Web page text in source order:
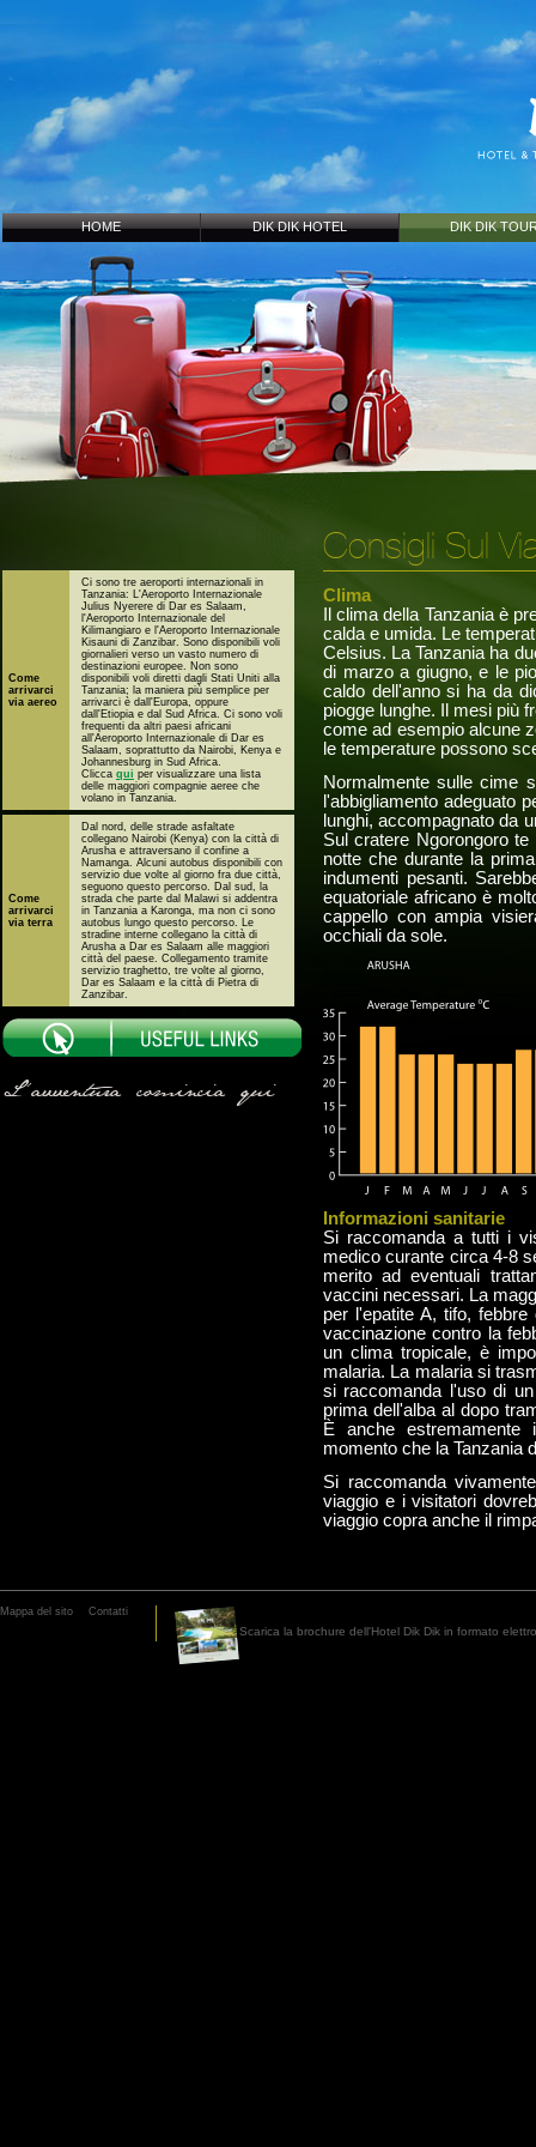
HOME DIK DIK HOTEL DIK DIK
Come
arrivarci
via aereo
Ci sono tre aeroporti internazionali in
Tanzania: L'Aeroporto Internazionale
Julius Nyerere di Dar es Salaam,
l'Aeroporto Internazionale del
Kilimangiaro e l'Aeroporto Internazionale
Kisauni di Zanzibar. Sono disponibili voli
giornalieri verso un vasto numero di
destinazioni europee. Non sono
disponibili voli diretti dagli Stati Uniti alla
Tanzania; la maniera più semplice per
arrivarci è dall'Europa, oppure
dall'Etiopia e dal Sud Africa. Ci sono voli
frequenti da altri paesi africani
all'Aeroporto Internazionale di Dar es
Salaam, soprattutto da Nairobi, Kenya e
Johannesburg in Sud Africa.
Clicca qui per visualizzare una lista
delle maggiori compagnie aeree che
volano in Tanzania.
Come
arrivarci
via terra
Dal nord, delle strade asfaltate
collegano Nairobi (Kenya) con la città di
Arusha e attraversano il confine a
Namanga. Alcuni autobus disponibili con
servizio due volte al giorno fra due città,
seguono questo percorso. Dal sud, la
strada che parte dal Malawi si addentra
in Tanzania a Karonga, ma non ci sono
autobus lungo questo percorso. Le
stradine interne collegano la città di
Arusha a Dar es Salaam alle maggiori
città del paese. Collegamento tramite
servizio traghetto, tre volte al giorno,
Dar es Salaam e la città di Pietra di
Zanzibar.
L'avventura comincia qui
Consigli Sul
Clima
Il clima della Tanzania è
calda e umida. Le
Celsius. La Tanzania ha
di marzo a giugno, e le
caldo dell'anno si ha da
piogge lunghe. Il mesi più
come ad esempio alcune
le temperature possono
Normalmente sulle cime
l'abbigliamento adeguato
lunghi, accompagnato da
Sul cratere Ngorongoro
notte che durante la
indumenti pesanti.
equatoriale africano è
cappello con ampia
occhiali da sole.
Informazioni sanitarie
Si raccomanda a tutti i
medico curante circa 4-8
merito ad eventuali
vaccini necessari. La
per l'epatite A, tifo,
vaccinazione contro la
un clima tropicale, è
malaria. La malaria si
si raccomanda l'uso di
prima dell'alba al dopo
È anche estremamente
momento che la Tanzania
Si raccomanda
viaggio e i visitatori
viaggio copra anche il
Mappa del sito Contatti
Scarica la brochure dell'Hotel Dik Dik in formato